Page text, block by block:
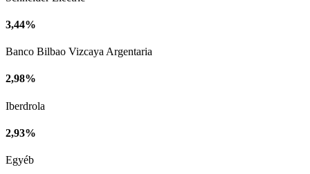
3,44%
Banco Bilbao Vizcaya Argentaria
2,98%
Iberdrola
2,93%
Egyéb